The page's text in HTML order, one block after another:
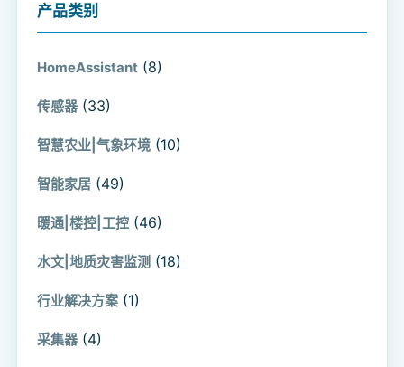
产品类别
HomeAssistant (8)
传感器 (33)
智慧农业|气象环境 (10)
智能家居 (49)
暖通|楼控|工控 (46)
水文|地质灾害监测 (18)
行业解决方案 (1)
采集器 (4)